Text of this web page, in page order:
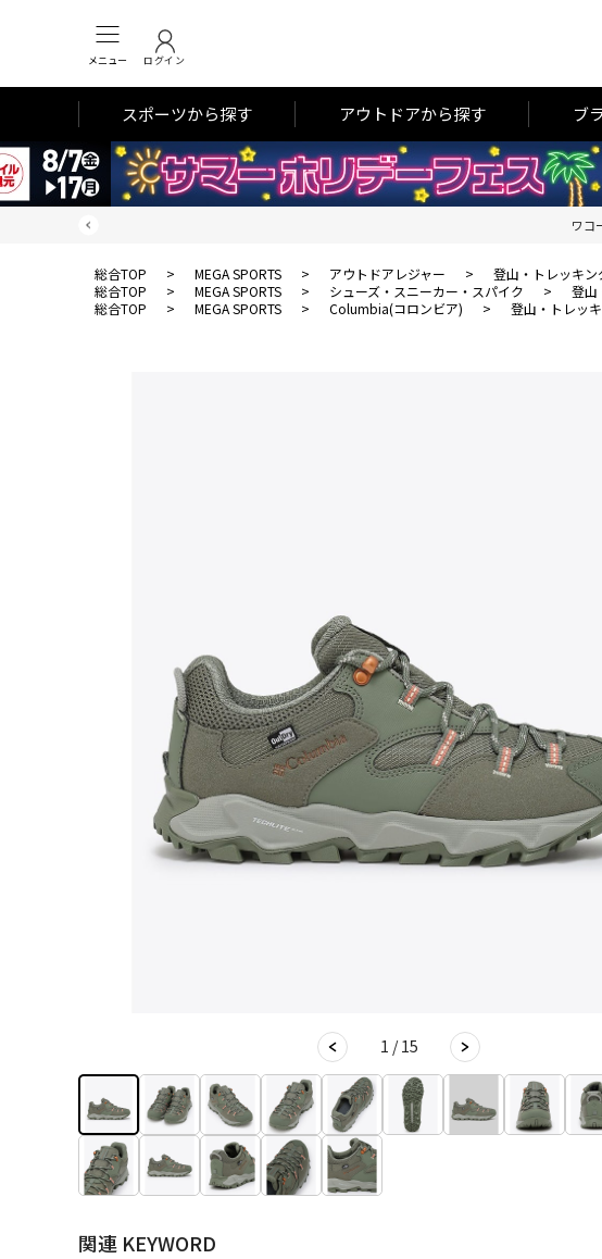
メニュー ログイン
スポーツから探す アウトドアから探す ブ
ワコ
総合TOP > MEGA SPORTS > アウトドアレジャー > 登山・トレッキン
総合TOP
> MEGA SPORTS > シューズ・スニーカー・スパイク > 登山
総合TOP
> MEGA SPORTS > Columbia(コロンビア) > 登山・トレッ
1 / 15
関連 KEYWORD